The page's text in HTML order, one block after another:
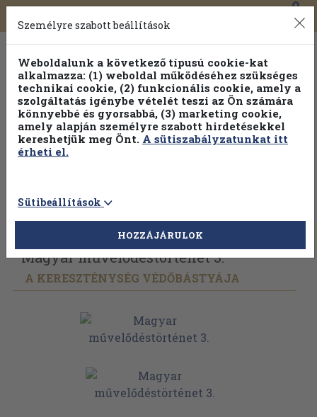
Toggle
navigation
0
Vissza az előző oldalra Válasszon példányt
Magyar művelődéstörténet 3.
A KERESZTÉNYSÉG VÉDŐBÁSTYÁJA
Személyre szabott beállítások
Weboldalunk a következő típusú cookie-kat
alkalmazza: (1) weboldal működéséhez szükséges
technikai cookie, (2) funkcionális cookie, amely a
szolgáltatás igénybe vételét teszi az Ön számára
könnyebbé és gyorsabbá, (3) marketing cookie,
amely alapján személyre szabott hirdetésekkel
kereshetjük meg Önt. A sütiszabályzatunkat itt
érheti el.
Sütibeállítások
HOZZÁJÁRULOK